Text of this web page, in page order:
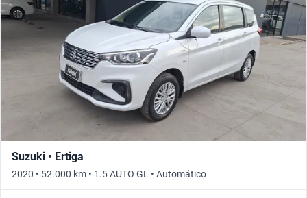
Suzuki • Ertiga
2020 • 52.000 km • 1.5 AUTO GL • Automático